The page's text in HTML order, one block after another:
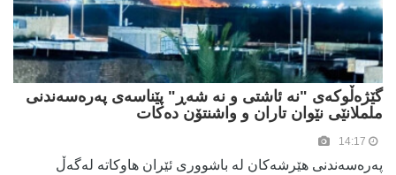
گێژەڵوکەی "نە ئاشتی و نە شەڕ" پێناسەی پەرەسەندنی
ململانێی نێوان تاران و واشنتۆن دەکات
پەرەسەندنی هێرشەکان لە باشووری ئێران هاوکاتە لەگەڵ